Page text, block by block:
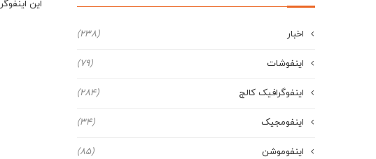
این
اخبار (238)
اینفوشات (79)
اینفوگرافیک کالج (284)
اینفومجیک (34)
اینفوموشن (85)